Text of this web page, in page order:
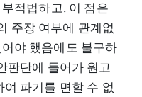
적법하고, 이 점은
주장 여부에 관계없
야 했음에도 불구하
판단에 들어가 원고
파기를 면할 수 없